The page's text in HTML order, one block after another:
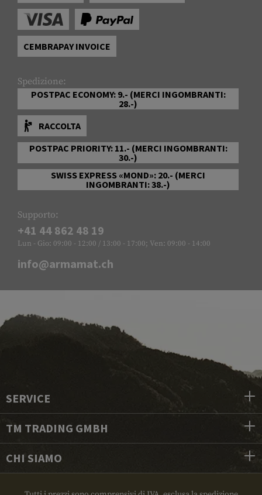
CEMBRAPAY INVOICE
Spedizione:
POSTPAC ECONOMY: 9.- (MERCI INGOMBRANTI:
28.-)
RACCOLTA
POSTPAC PRIORITY: 11.- (MERCI INGOMBRANTI:
30.-)
SWISS EXPRESS «MOND»: 20.- (MERCI
INGOMBRANTI: 38.-)
Supporto:
+41 44 862 48 19
Lun - Gio: 09:00 - 12:00 / 13:00 - 17:00; Ven: 09:00 - 14:00
info@armamat.ch
SERVICE
TM TRADING GMBH
CHI SIAMO